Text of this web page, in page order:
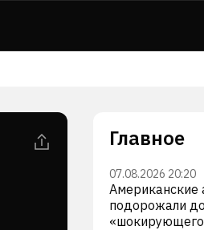
Главное
07.08.2026 20:20
Американские
подорожали